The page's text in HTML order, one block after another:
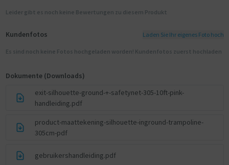
Leider gibt es noch keine Bewertungen zu diesem Produkt
Kundenfotos Laden Sie Ihr eigenes Foto hoch
Es sind noch keine Fotos hochgeladen worden! Kundenfotos zuerst hochladen
Dokumente (Downloads)
exit-silhouette-ground-+-safetynet-305-10ft-pink-
handleiding.pdf
product-maattekening-silhouette-inground-trampoline-
305cm-pdf
gebruikershandleiding.pdf